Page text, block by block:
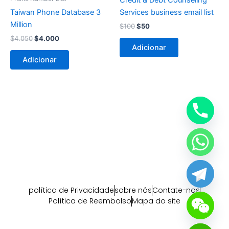
Taiwan Phone Database 3
Million
$4.050
$4.050.
$4.000
$4.000.
Adicionar
Services business email list
$100
$100.
$50
$50.
Adicionar
política de Privacidadesobre nósContate-nos
Política de ReembolsoMapa do site